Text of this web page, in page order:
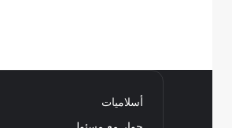
أسلاميات